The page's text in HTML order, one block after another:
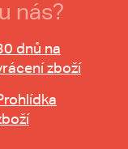
nás?
dnů na
zboží